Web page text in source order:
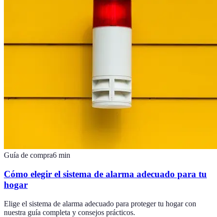
Guía de compra6 min
Cómo elegir el sistema de alarma adecuado para tu
hogar
Elige el sistema de alarma adecuado para proteger tu hogar con
nuestra guía completa y consejos prácticos.